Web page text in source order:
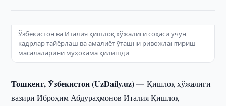
Ўзбекистон ва Италия қишлоқ хўжалиги соҳаси учун
кадрлар тайёрлаш ва амалиёт ўташни ривожлантириш
масалаларини муҳокама қилишди
Тошкент, Ўзбекистон (UzDaily.uz) —Қишлоқ хўжалиги
вазири Иброҳим Абдураҳмонов Италия Қишлоқ